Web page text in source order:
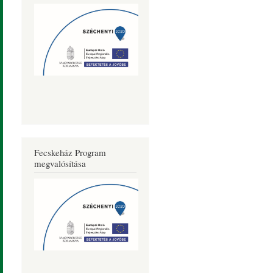
Fecskeház Program
megvalósítása